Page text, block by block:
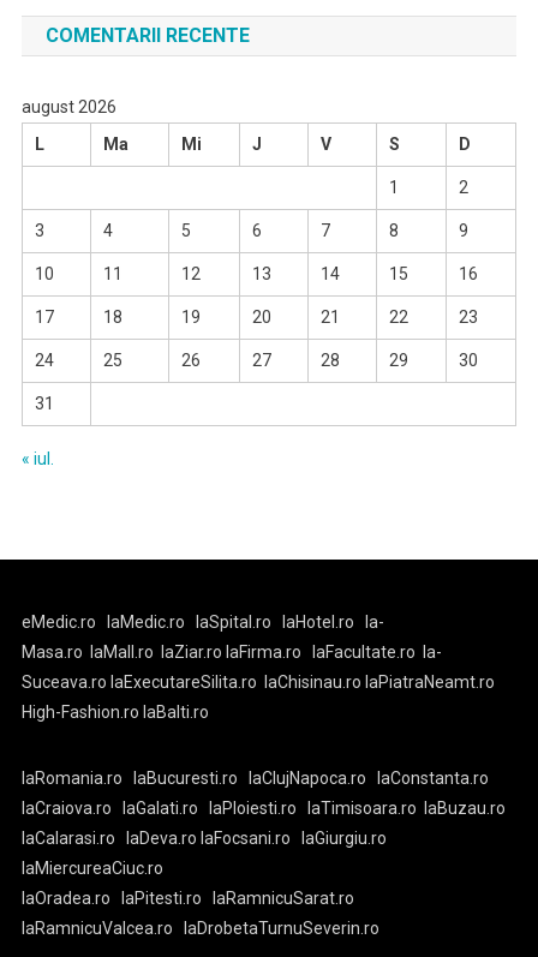
COMENTARII RECENTE
august 2026
L
Ma Mi J V S D
1 2
3 4 5 6 7 8 9
10 11 12 13 14 15 16
17 18 19 20 21 22 23
24 25 26 27 28 29 30
31
« iul.
eMedic.ro laMedic.ro laSpital.ro laHotel.ro
la-
Masa.ro
laMall.ro laZiar.ro laFirma.ro laFacultate.ro
la-
Suceava.ro laExecutareSilita.ro laChisinau.ro laPiatraNeamt.ro
High-Fashion.ro laBalti.ro
laRomania.ro laBucuresti.ro laClujNapoca.ro
laConstanta.ro
laCraiova.ro
laGalati.ro laPloiesti.ro laTimisoara.ro
laBuzau.ro
laCalarasi.ro
laDeva.ro laFocsani.ro
laGiurgiu.ro
laMiercureaCiuc.ro
laOradea.ro
laPitesti.ro
laRamnicuSarat.ro
laRamnicuValcea.ro
laDrobetaTurnuSeverin.ro